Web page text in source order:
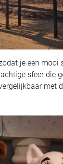
je een
sfeer die
met